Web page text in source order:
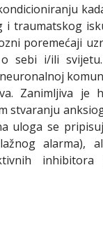
i traumatskog
poremećaji
sebi i/ili
Zanimljiva je
stvaranju
uloga se
alarma),
inhibitora